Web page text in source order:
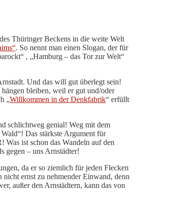
Thüringer Beckens in die weite Welt
. So nennt man einen Slogan, der für
, „Hamburg – das Tor zur Welt“
Und das will gut überlegt sein!
bleiben, weil er gut und/oder
„Willkommen in der Denkfabrik“ erfüllt
schlichtweg genial! Weg mit dem
Das stärkste Argument für
ist schon das Wandeln auf den
gegen – uns Arnstädter!
da er so ziemlich für jeden Flecken
nicht ernst zu nehmender Einwand, denn
außer den Arnstädtern, kann das von